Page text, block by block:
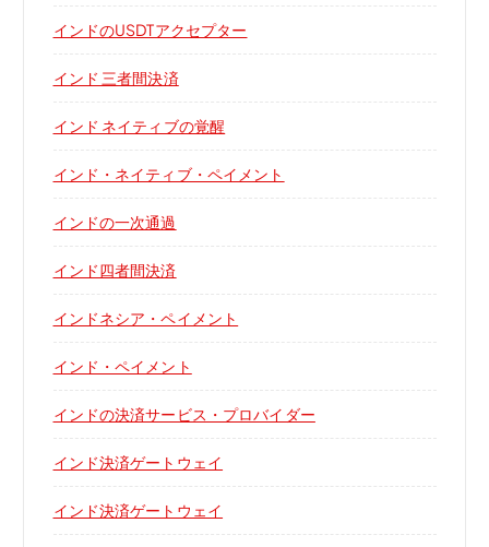
インドのUSDTアクセプター
インド 三者間決済
インド ネイティブの覚醒
インド・ネイティブ・ペイメント
インドの一次通過
インド四者間決済
インドネシア・ペイメント
インド・ペイメント
インドの決済サービス・プロバイダー
インド決済ゲートウェイ
インド決済ゲートウェイ